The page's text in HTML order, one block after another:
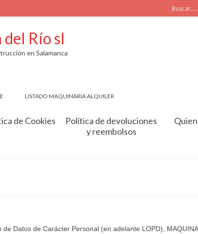
Río sl
en Salamanca
LISTADO MAQUINARIA ALQUILER
de Cookies
Política de devoluciones
y reembolsos
Datos de Carácter Personal (en adelante LOPD),